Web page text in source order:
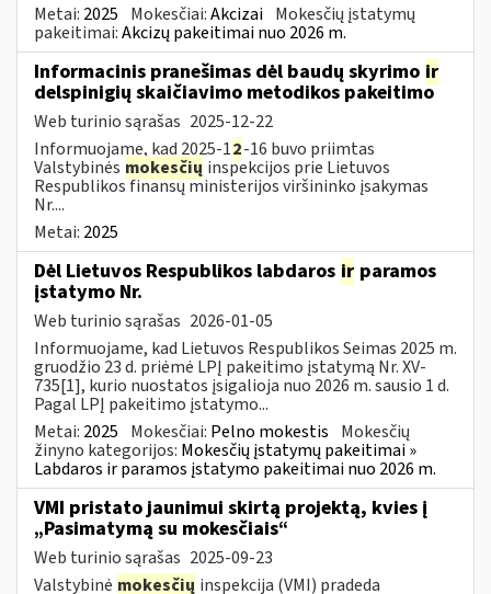
Metai: 2025 Mokesčiai:Akcizai Mokesčių įstatymų
pakeitimai:Akcizų pakeitimai nuo 2026 m.
Informacinis pranešimas dėl baudų skyrimo ir
delspinigių skaičiavimo metodikos pakeitimo
Web turinio sąrašas 2025-12-22
Informuojame, kad 2025-12-16 buvo priimtas
Valstybinės mokesčių inspekcijos prie Lietuvos
Respublikos finansų ministerijos viršininko įsakymas
Nr....
Metai: 2025
Dėl Lietuvos Respublikos labdaros ir paramos
įstatymo Nr.
Web turinio sąrašas 2026-01-05
Informuojame, kad Lietuvos Respublikos Seimas 2025 m.
gruodžio 23 d. priėmė LPĮ pakeitimo įstatymą Nr. XV-
735[1], kurio nuostatos įsigalioja nuo 2026 m. sausio 1 d.
Pagal LPĮ pakeitimo įstatymo...
Metai: 2025 Mokesčiai: Pelno mokestis Mokesčių
žinyno kategorijos: Mokesčių įstatymų pakeitimai »
Labdaros ir paramos įstatymo pakeitimai nuo 2026 m.
VMI pristato jaunimui skirtą projektą, kvies į
„Pasimatymą su mokesčiais“
Web turinio sąrašas 2025-09-23
Valstybinė mokesčių inspekcija (VMI) pradeda